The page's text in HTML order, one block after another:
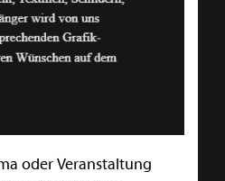
oder Veranstaltung